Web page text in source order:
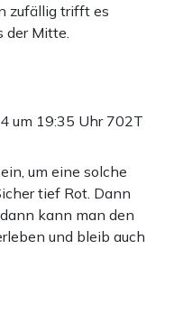
zufällig trifft es
der Mitte.
um 19:35 Uhr 702T
um eine solche
tief Rot. Dann
kann man den
und bleib auch